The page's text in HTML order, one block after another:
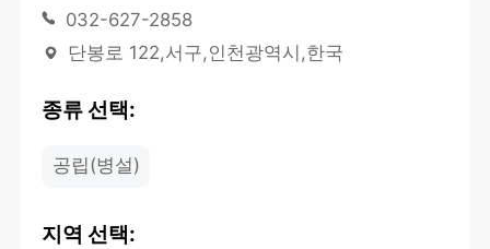
032-627-2858
단봉로 122,서구,인천광역시,한국
종류 선택:
공립(병설)
지역 선택: